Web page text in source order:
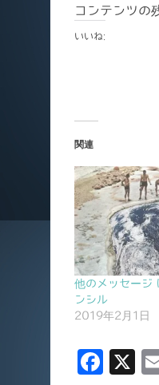
コンテンツの
いいね:
関連
他のメッセージ
ンシル
2019年2月1日
F
X